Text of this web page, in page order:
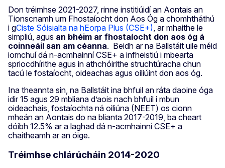
Don tréimhse 2021-2027, rinne institiúidí an Aontais an
Tionscnamh um Fhostaíocht don Aos Óg a chomhtháthú
i gCiste Sóisialta na hEorpa Plus (CSE+) , ar mhaithe le
simpliú, agus an bhéim ar fhostaíocht don aos óg á
coinneáil san am céanna. Beidh ar na Ballstáit uile méid
iomchuí dá n-acmhainní CSE+ a infheistiú i mbearta
spriocdhírithe agus in athchóirithe struchtúracha chun
tacú le fostaíocht, oideachas agus oiliúint don aos óg.
Ina theannta sin, na Ballstáit ina bhfuil an ráta daoine óga
idir 15 agus 29 mbliana d’aois nach bhfuil i mbun
oideachais, fostaíochta ná oiliúna (NEET) os cionn
mheán an Aontais do na blianta 2017-2019, ba cheart
dóibh 12.5% ar a laghad dá n-acmhainní CSE+ a
chaitheamh ar an óige.
Tréimhse chlárúcháin 2014-2020